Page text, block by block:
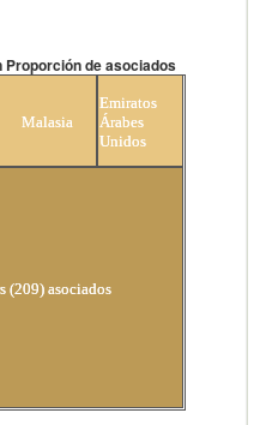
Proporción de asociados
Malasia
Emiratos
Árabes
Unidos
(209) asociados